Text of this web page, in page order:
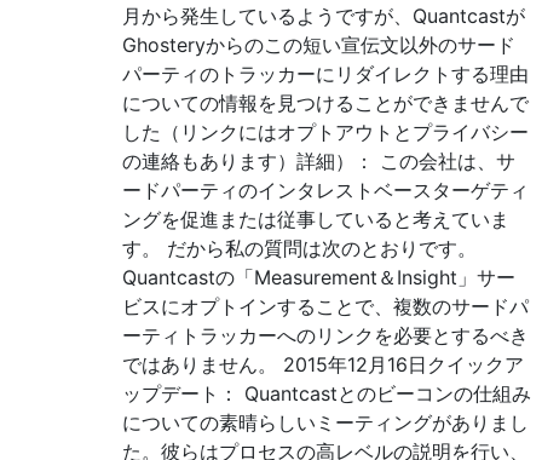
月から発生しているようですが、Quantcastが
Ghosteryからのこの短い宣伝文以外のサード
パーティのトラッカーにリダイレクトする理由
についての情報を見つけることができませんで
した（リンクにはオプトアウトとプライバシー
の連絡もあります）詳細）： この会社は、サ
ードパーティのインタレストベースターゲティ
ングを促進または従事していると考えていま
す。 だから私の質問は次のとおりです。
Quantcastの「Measurement＆Insight」サー
ビスにオプトインすることで、複数のサードパ
ーティトラッカーへのリンクを必要とするべき
ではありません。 2015年12月16日クイックア
ップデート： Quantcastとのビーコンの仕組み
についての素晴らしいミーティングがありまし
た。彼らはプロセスの高レベルの説明を行い、